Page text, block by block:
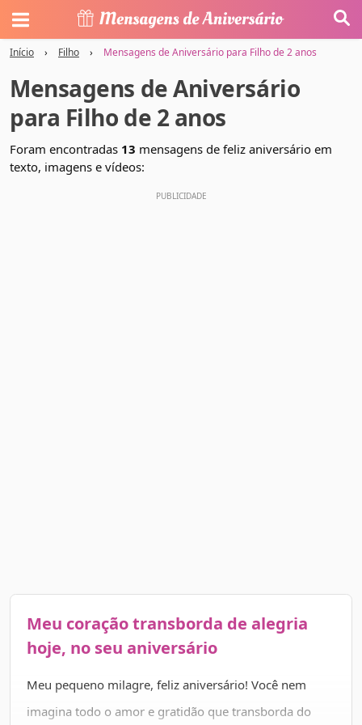
Início › Filho › Mensagens de Aniversário para Filho de 2 anos
Mensagens de Aniversário
para Filho de 2 anos
Foram encontradas 13 mensagens de feliz aniversário em
texto, imagens e vídeos:
Meu coração transborda de alegria
hoje, no seu aniversário
Meu pequeno milagre, feliz aniversário! Você nem
imagina todo o amor e gratidão que transborda do